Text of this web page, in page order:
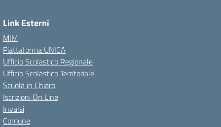
Link Esterni
MIM
Piattaforma UNICA
Ufficio Scolastico Regionale
Ufficio Scolastico Territoriale
Scuola in Chiaro
Iscrizioni On Line
Invalsi
Comune